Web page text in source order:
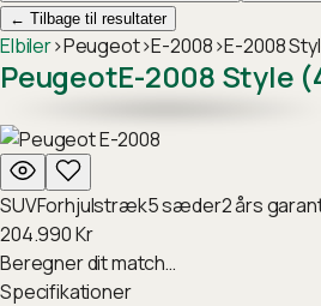
← Tilbage til resultater
Elbiler›Peugeot›E-2008›E-2008
PeugeotE-2008 Style
SUVForhjulstræk5sæder2års
204.990Kr
Beregner dit match…
Specifikationer